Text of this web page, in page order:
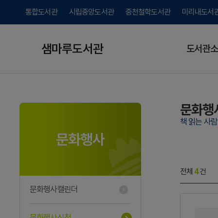
샘마루도서관
통합도서관 시립중앙도서관 중천철학도서관 미리내도서
도서관
문화행사
문화행사캘린더
문화행
책 읽는 사
전체 4건